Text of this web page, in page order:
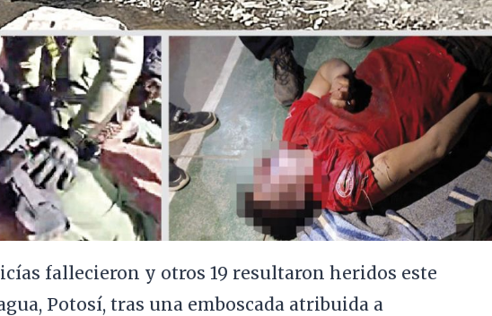
fallecieron y otros 19 resultaron heridos este
Potosí, tras una emboscada atribuida a